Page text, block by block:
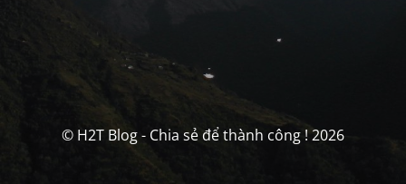
© H2T Blog - Chia sẻ để thành công ! 2026